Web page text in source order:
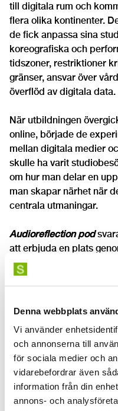
Denna webbplats
Vi använder
och annonserna till
för sociala medier och
vidarebefordrar även
information från din
annons- och
till digitala rum och
flera olika kontinenter.
de fick anpassa sina
koreografiska och
tidszoner, restriktioner
gränser, ansvar över
överflöd av digitala data.
När utbildningen
online, började de
mellan digitala medier
skulle ha varit
om hur man delar en
man skapar närhet när
centrala utmaningar.
Audioreflection pod
att erbjuda en plats
konstnärlig handling
delandet sker över
Avsnitten har
stöd avRobin Jonsson.
Intro:Iris Nikolaou
14 NPP-studenter)
Bild: Csilla Hódi
Klippning:Robin